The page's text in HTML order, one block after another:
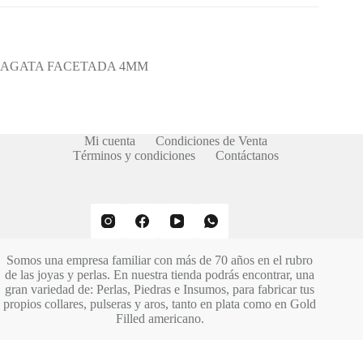
AGATA FACETADA 4MM
Mi cuenta
Condiciones de Venta
Términos y condiciones
Contáctanos
Somos una empresa familiar con más de 70 años en el rubro
de las joyas y perlas. En nuestra tienda podrás encontrar, una
gran variedad de: Perlas, Piedras e Insumos, para fabricar tus
propios collares, pulseras y aros, tanto en plata como en Gold
Filled americano.